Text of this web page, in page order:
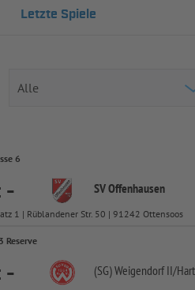
Letzte Spiele
6
- SV Offenhausen
1 | Rüblandener Str. 50 | 91242 Ottensoos
Reserve
- (SG) Weigendorf II/